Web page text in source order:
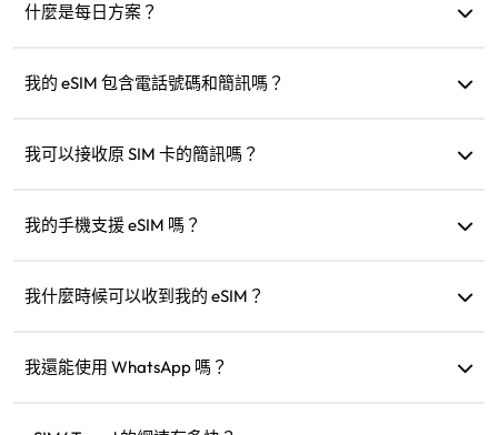
裝。
什麼是每日方案？
如果當天的流量用完，速度會降低到 128kbps，讓您不用擔心
我的 eSIM 包含電話號碼和簡訊嗎？
用程式進行通訊。
我可以接收原 SIM 卡的簡訊嗎？
信用卡通知的簡訊。
我的手機支援 eSIM 嗎？
援 eSIM。
我什麼時候可以收到我的 eSIM？
我還能使用 WhatsApp 嗎？